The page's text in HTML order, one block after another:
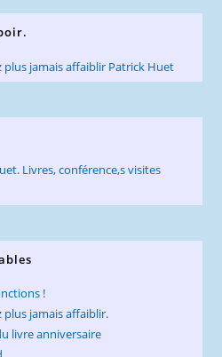
!
plus jamais affaiblir.
livre anniversaire